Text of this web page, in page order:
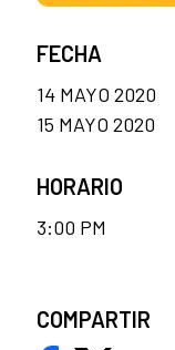
FECHA
14 MAYO 2020
15 MAYO 2020
HORARIO
3:00 PM
COMPARTIR